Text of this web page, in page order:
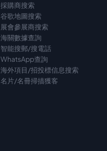
採購商搜索
谷歌地圖搜索
展會參展商搜索
海關數據查詢
智能搜郵/搜電話
WhatsApp查詢
海外項目/招投標信息搜索
名片/名冊掃描獲客